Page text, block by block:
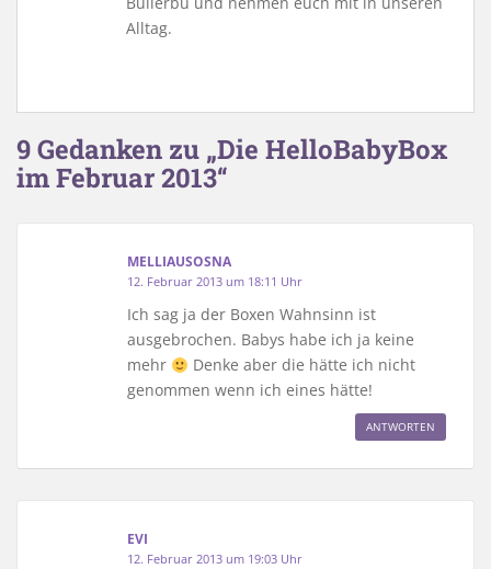
Alltag.
9 Gedanken zu „Die HelloBabyBox
im Februar 2013“
MELLIAUSOSNA
12. Februar 2013 um 18:11 Uhr
Ich sag ja der Boxen Wahnsinn ist
ausgebrochen. Babys habe ich ja keine
mehr
Denke aber die hätte ich nicht
genommen wenn ich eines hätte!
ANTWORTEN
EVI
12. Februar 2013 um 19:03 Uhr